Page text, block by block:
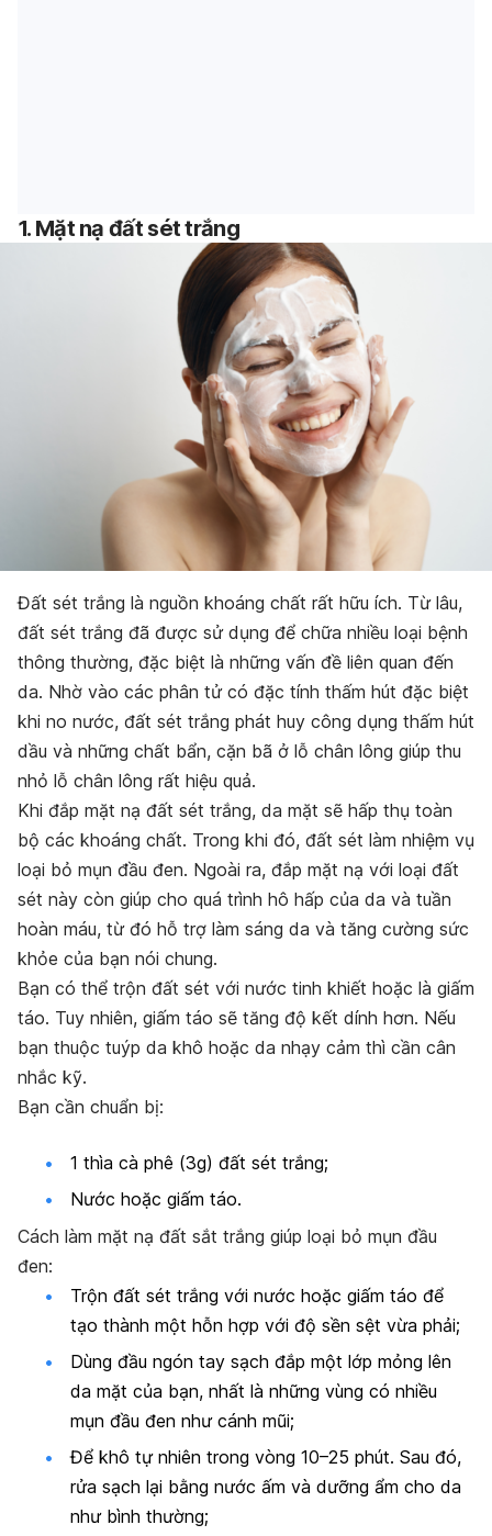
1. Mặt nạ đất sét trắng
Đất sét trắng là nguồn khoáng chất rất hữu ích. Từ lâu,
đất sét trắng đã được sử dụng để chữa nhiều loại bệnh
thông thường, đặc biệt là những vấn đề liên quan đến
da. Nhờ vào các phân tử có đặc tính thấm hút đặc biệt
khi no nước, đất sét trắng phát huy công dụng thấm hút
dầu và những chất bẩn, cặn bã ở lỗ chân lông giúp thu
nhỏ lỗ chân lông rất hiệu quả.
Khi đắp mặt nạ đất sét trắng, da mặt sẽ hấp thụ toàn
bộ các khoáng chất. Trong khi đó, đất sét làm nhiệm vụ
loại bỏ mụn đầu đen. Ngoài ra, đắp mặt nạ với loại đất
sét này còn giúp cho quá trình hô hấp của da và tuần
hoàn máu, từ đó hỗ trợ làm sáng da và tăng cường sức
khỏe của bạn nói chung.
Bạn có thể trộn đất sét với nước tinh khiết hoặc là giấm
táo. Tuy nhiên, giấm táo sẽ tăng độ kết dính hơn. Nếu
bạn thuộc tuýp da khô hoặc da nhạy cảm thì cần cân
nhắc kỹ.
Bạn cần chuẩn bị:
1 thìa cà phê (3g) đất sét trắng;
Nước hoặc giấm táo.
Cách làm mặt nạ đất sắt trắng giúp loại bỏ mụn đầu
đen:
Trộn đất sét trắng với nước hoặc giấm táo để
tạo thành một hỗn hợp với độ sền sệt vừa phải;
Dùng đầu ngón tay sạch đắp một lớp mỏng lên
da mặt của bạn, nhất là những vùng có nhiều
mụn đầu đen như cánh mũi;
Để khô tự nhiên trong vòng 10–25 phút. Sau đó,
rửa sạch lại bằng nước ấm và dưỡng ẩm cho da
như bình thường;